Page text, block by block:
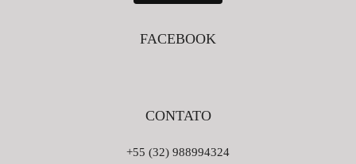
FACEBOOK
CONTATO
+55 (32) 988994324